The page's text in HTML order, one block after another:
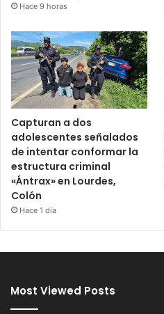
Hace 9 horas
Capturan a dos
adolescentes señalados
de intentar conformar la
estructura criminal
«Ántrax» en Lourdes,
Colón
Hace 1 día
Most Viewed Posts